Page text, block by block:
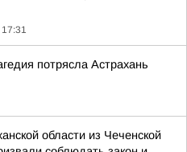
потрясла Астрахань
области из Чеченской